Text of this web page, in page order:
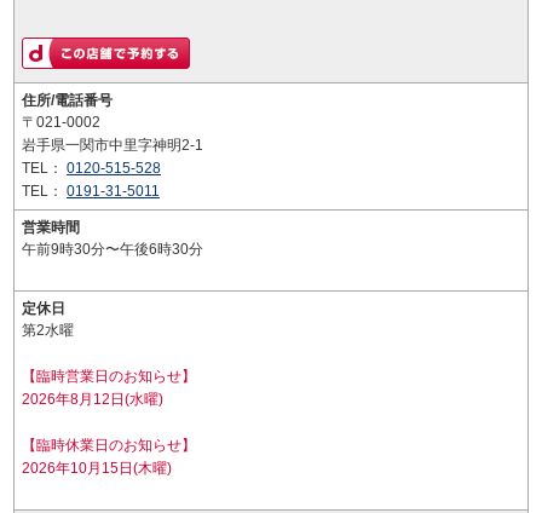
住所/電話番号
〒021-0002
岩手県一関市中里字神明2-1
TEL： 0120-515-528
TEL： 0191-31-5011
営業時間
午前9時30分〜午後6時30分
定休日
第2水曜
【臨時営業日のお知らせ】
2026年8月12日(水曜)
【臨時休業日のお知らせ】
2026年10月15日(木曜)